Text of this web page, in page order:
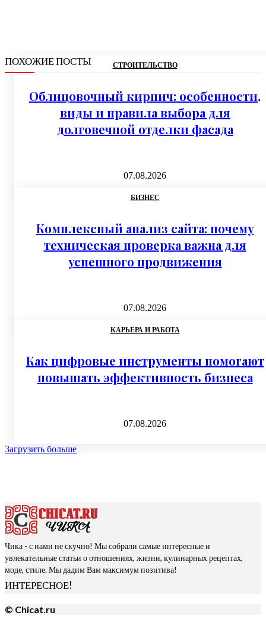
ПОХОЖИЕ ПОСТЫ СТРОИТЕЛЬСТВО
Облицовочный кирпич: особенности,
виды и правила выбора для
долговечной отделки фасада
07.08.2026
БИЗНЕС
Комплексный анализ сайта: почему
техническая проверка важна для
успешного продвижения
07.08.2026
КАРЬЕРА И РАБОТА
Как цифровые инструменты помогают
повышать эффективность бизнеса
07.08.2026
Загрузить больше
Чика - с нами не скучно! Мы собрали самые интересные и
увлекательные статьи о отношениях, жизни, кулинарных рецептах,
моде, стиле. Мы дадим Вам максимум позитива!
ИНТЕРЕСНОЕ!
© Chicat.ru